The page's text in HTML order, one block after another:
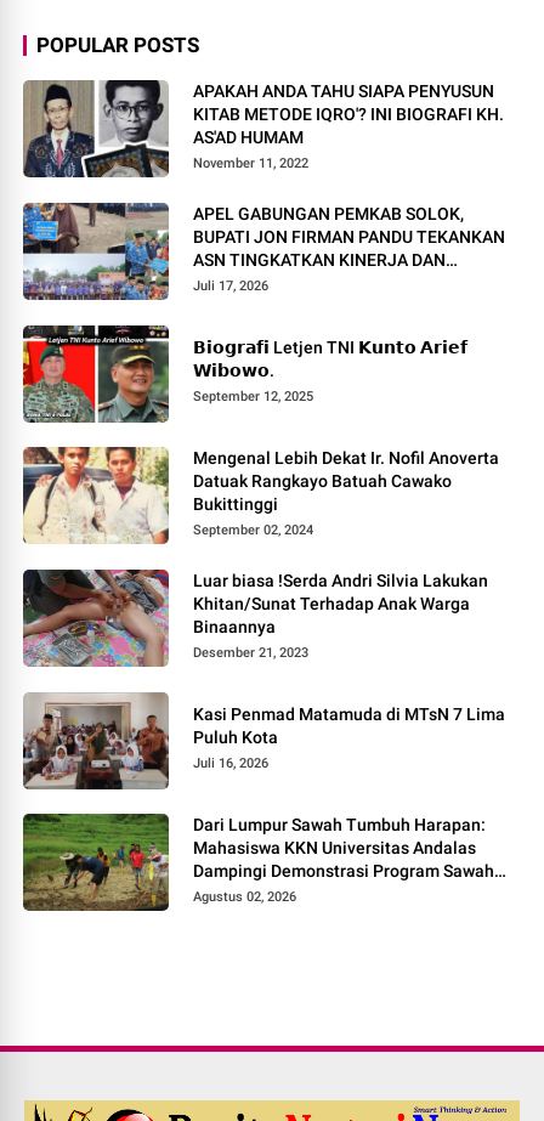
POPULAR POSTS
APAKAH ANDA TAHU SIAPA PENYUSUN
KITAB METODE IQRO'? INI BIOGRAFI KH.
AS'AD HUMAM
November 11, 2022
APEL GABUNGAN PEMKAB SOLOK,
BUPATI JON FIRMAN PANDU TEKANKAN
ASN TINGKATKAN KINERJA DAN
PELAYANAN MASYARAKAT.
Juli 17, 2026
𝗕𝗶𝗼𝗴𝗿𝗮𝗳𝗶 Letjen TNI 𝗞𝘂𝗻𝘁𝗼 𝗔𝗿𝗶𝗲𝗳
𝗪𝗶𝗯𝗼𝘄𝗼.
September 12, 2025
Mengenal Lebih Dekat Ir. Nofil Anoverta
Datuak Rangkayo Batuah Cawako
Bukittinggi
September 02, 2024
Luar biasa !Serda Andri Silvia Lakukan
Khitan/Sunat Terhadap Anak Warga
Binaannya
Desember 21, 2023
Kasi Penmad Matamuda di MTsN 7 Lima
Puluh Kota
Juli 16, 2026
Dari Lumpur Sawah Tumbuh Harapan:
Mahasiswa KKN Universitas Andalas
Dampingi Demonstrasi Program Sawah
Pokok Murah di Jorong Bayua
Agustus 02, 2026